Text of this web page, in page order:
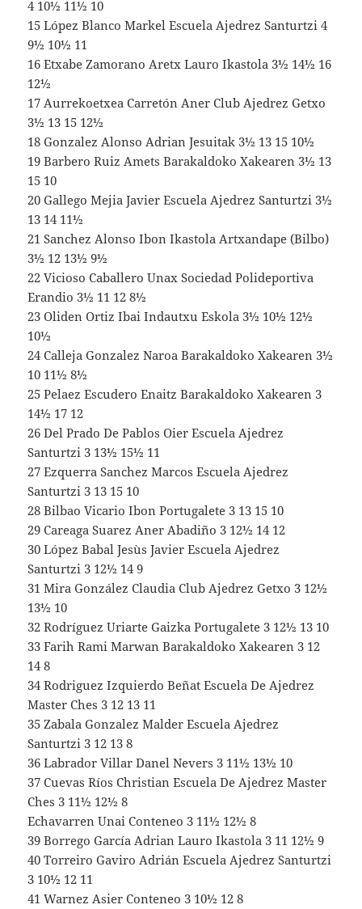
4 10½ 11½ 10
15 López Blanco Markel Escuela Ajedrez Santurtzi 4
9½ 10½ 11
16 Etxabe Zamorano Aretx Lauro Ikastola 3½ 14½ 16
12½
17 Aurrekoetxea Carretón Aner Club Ajedrez Getxo
3½ 13 15 12½
18 Gonzalez Alonso Adrian Jesuitak 3½ 13 15 10½
19 Barbero Ruiz Amets Barakaldoko Xakearen 3½ 13
15 10
20 Gallego Mejia Javier Escuela Ajedrez Santurtzi 3½
13 14 11½
21 Sanchez Alonso Ibon Ikastola Artxandape (Bilbo)
3½ 12 13½ 9½
22 Vicioso Caballero Unax Sociedad Polideportiva
Erandio 3½ 11 12 8½
23 Oliden Ortiz Ibai Indautxu Eskola 3½ 10½ 12½
10½
24 Calleja Gonzalez Naroa Barakaldoko Xakearen 3½
10 11½ 8½
25 Pelaez Escudero Enaitz Barakaldoko Xakearen 3
14½ 17 12
26 Del Prado De Pablos Oier Escuela Ajedrez
Santurtzi 3 13½ 15½ 11
27 Ezquerra Sanchez Marcos Escuela Ajedrez
Santurtzi 3 13 15 10
28 Bilbao Vicario Ibon Portugalete 3 13 15 10
29 Careaga Suarez Aner Abadiño 3 12½ 14 12
30 López Babal Jesùs Javier Escuela Ajedrez
Santurtzi 3 12½ 14 9
31 Mira González Claudia Club Ajedrez Getxo 3 12½
13½ 10
32 Rodríguez Uriarte Gaizka Portugalete 3 12½ 13 10
33 Farih Rami Marwan Barakaldoko Xakearen 3 12
14 8
34 Rodriguez Izquierdo Beñat Escuela De Ajedrez
Master Ches 3 12 13 11
35 Zabala Gonzalez Malder Escuela Ajedrez
Santurtzi 3 12 13 8
36 Labrador Villar Danel Nevers 3 11½ 13½ 10
37 Cuevas Ríos Christian Escuela De Ajedrez Master
Ches 3 11½ 12½ 8
Echavarren Unai Conteneo 3 11½ 12½ 8
39 Borrego García Adrian Lauro Ikastola 3 11 12½ 9
40 Torreiro Gaviro Adrián Escuela Ajedrez Santurtzi
3 10½ 12 11
41 Warnez Asier Conteneo 3 10½ 12 8